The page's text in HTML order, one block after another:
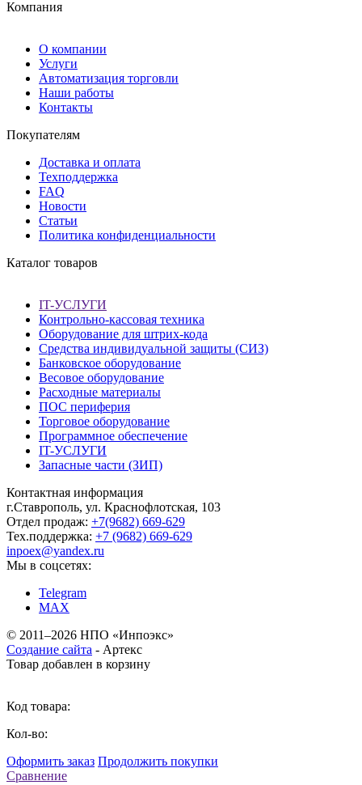
Компания
О компании
Услуги
Автоматизация торговли
Наши работы
Контакты
Покупателям
Доставка и оплата
Техподдержка
FAQ
Новости
Статьи
Политика конфиденциальности
Каталог товаров
IT-УСЛУГИ
Контрольно-кассовая техника
Оборудование для штрих-кода
Средства индивидуальной защиты (СИЗ)
Банковское оборудование
Весовое оборудование
Расходные материалы
ПОС периферия
Торговое оборудование
Программное обеспечение
IT-УСЛУГИ
Запасные части (ЗИП)
Контактная информация
г.Ставрополь, ул. Краснофлотская, 103
Отдел продаж: +7(9682) 669-629
Тех.поддержка: +7 (9682) 669-629
inpoex@yandex.ru
Мы в соцсетях:
Telegram
MAX
© 2011–2026 НПО «Инпоэкс»
Создание сайта - Артекс
Товар добавлен в корзину
Код товара:
Кол-во:
Оформить заказ Продолжить покупки
Сравнение